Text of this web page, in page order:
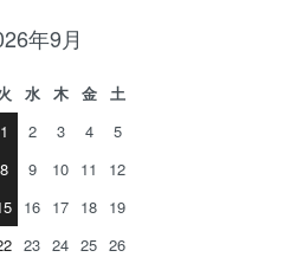
年9月
水 木 金
土
1
2 3 4
5
8 9 10 11
12
16 17 18 19
23 24 25 26